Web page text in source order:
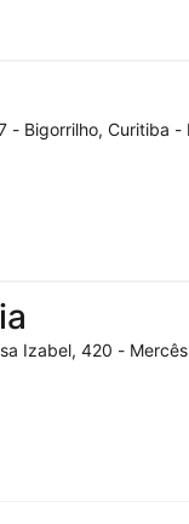
- Bigorrilho, Curitiba
Izabel, 420 -